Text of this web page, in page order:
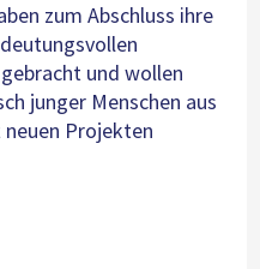
zum Abschluss ihre
und wollen
junger Menschen aus
Projekten